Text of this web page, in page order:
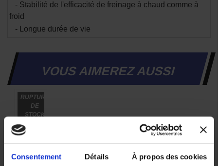
Consentement Détails À propos des cookies
- Stabilité de l'efficacité de freinage à chaud comme à
froid
- Longue durée de vie
VOUS AIMEREZ AUSSI
-22,5%
RUPTURE
DE
STOCK
Liquide
de frein
MOTUL
DOT5.1